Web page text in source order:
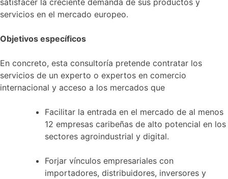
servicios en el mercado europeo.
Objetivos específicos
En concreto, esta consultoría pretende contratar los
servicios de un experto o expertos en comercio
internacional y acceso a los mercados que
Facilitar la entrada en el mercado de al menos
12 empresas caribeñas de alto potencial en los
sectores agroindustrial y digital.
Forjar vínculos empresariales con
importadores, distribuidores, inversores y